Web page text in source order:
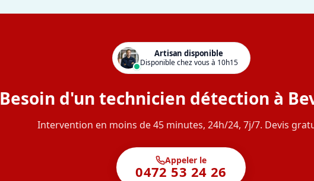
Artisan disponible
Disponible chez vous à 10h15
Besoin d'un technicien détection à
Intervention en moins de 45 minutes, 24h/24, 7j/7. Devis
Appeler le
0472 53 24 26